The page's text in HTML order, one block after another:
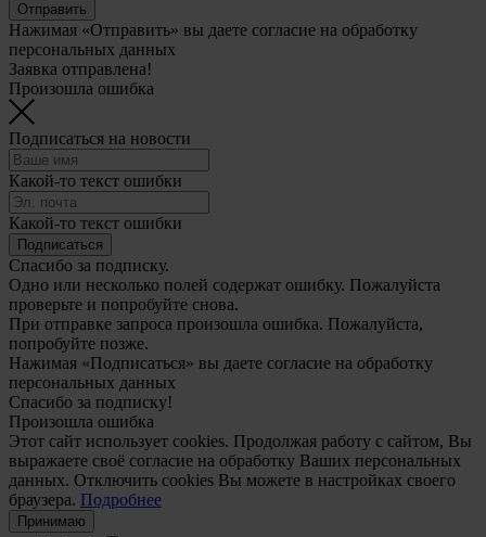
Отправить
Нажимая «Отправить» вы даете согласие на обработку
персональных данных
Заявка отправлена!
Произошла ошибка
Подписаться на новости
Какой-то текст ошибки
Какой-то текст ошибки
Подписаться
Спасибо за подписку.
Одно или несколько полей содержат ошибку. Пожалуйста
проверьте и попробуйте снова.
При отправке запроса произошла ошибка. Пожалуйста,
попробуйте позже.
Нажимая «Подписаться» вы даете согласие на обработку
персональных данных
Спасибо за подписку!
Произошла ошибка
Этот сайт использует cookies. Продолжая работу с сайтом, Вы
выражаете своё согласие на обработку Ваших персональных
данных. Отключить cookies Вы можете в настройках своего
браузера. Подробнее
Принимаю